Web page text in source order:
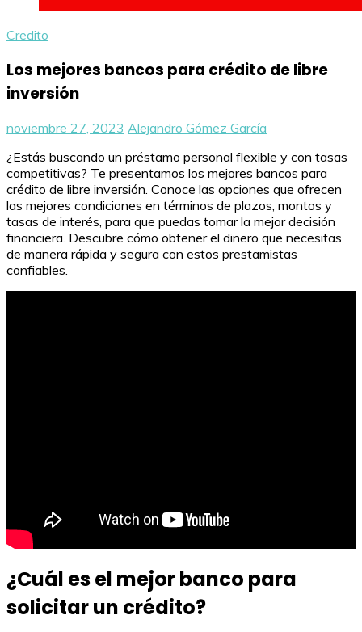
Credito
Los mejores bancos para crédito de libre
inversión
noviembre 27, 2023 Alejandro Gómez García
¿Estás buscando un préstamo personal flexible y con tasas
competitivas? Te presentamos los mejores bancos para
crédito de libre inversión. Conoce las opciones que ofrecen
las mejores condiciones en términos de plazos, montos y
tasas de interés, para que puedas tomar la mejor decisión
financiera. Descubre cómo obtener el dinero que necesitas
de manera rápida y segura con estos prestamistas
confiables.
¿Cuál es el mejor banco para
solicitar un crédito?